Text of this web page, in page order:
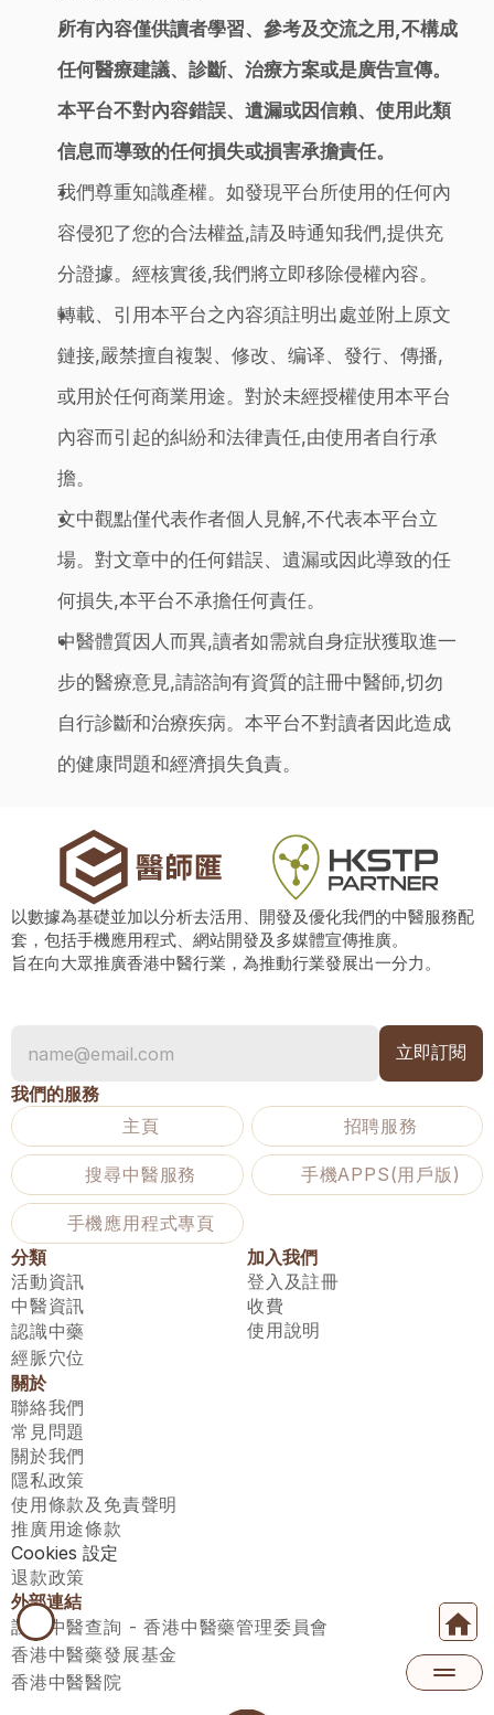
所有內容僅供讀者學習、參考及交流之用,不構成
任何醫療建議、診斷、治療方案或是廣告宣傳。
本平台不對內容錯誤、遺漏或因信賴、使用此類
信息而導致的任何損失或損害承擔責任。
我們尊重知識產權。如發現平台所使用的任何內
容侵犯了您的合法權益,請及時通知我們,提供充
分證據。經核實後,我們將立即移除侵權內容。
轉載、引用本平台之內容須註明出處並附上原文
鏈接,嚴禁擅自複製、修改、编译、發行、傳播,
或用於任何商業用途。對於未經授權使用本平台
內容而引起的糾紛和法律責任,由使用者自行承
擔。
文中觀點僅代表作者個人見解,不代表本平台立
場。對文章中的任何錯誤、遺漏或因此導致的任
何損失,本平台不承擔任何責任。
中醫體質因人而異,讀者如需就自身症狀獲取進一
步的醫療意見,請諮詢有資質的註冊中醫師,切勿
自行診斷和治療疾病。本平台不對讀者因此造成
的健康問題和經濟損失負責。
以數據為基礎並加以分析去活用、開發及優化我們的中醫服務配
套，包括手機應用程式、網站開發及多媒體宣傳推廣。
旨在向大眾推廣香港中醫行業，為推動行業發展出一分力。
我們的服務
主頁
招聘服務
搜尋中醫服務 手機APPS(用戶版)
手機應用程式專頁
分類
活動資訊
中醫資訊
認識中藥
經脈穴位
加入我們
登入及註冊
收費
使用說明
關於
聯絡我們
常見問題
關於我們
隱私政策
使用條款及免責聲明
推廣用途條款
Cookies 設定
退款政策
外部連結
註冊中醫查詢 - 香港中醫藥管理委員會
香港中醫藥發展基金
香港中醫醫院